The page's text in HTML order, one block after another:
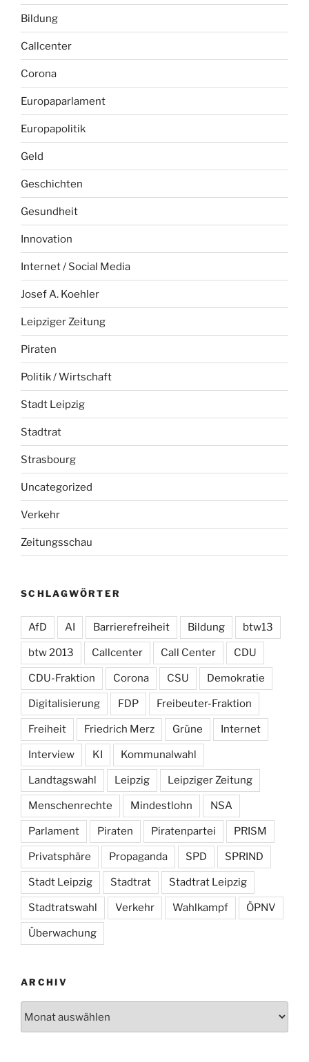
Bildung
Callcenter
Corona
Europaparlament
Europapolitik
Geld
Geschichten
Gesundheit
Innovation
Internet / Social Media
Josef A. Koehler
Leipziger Zeitung
Piraten
Politik / Wirtschaft
Stadt Leipzig
Stadtrat
Strasbourg
Uncategorized
Verkehr
Zeitungsschau
SCHLAGWÖRTER
AfD AI Barrierefreiheit Bildung btw13
btw 2013 Callcenter Call Center CDU
CDU-Fraktion Corona CSU Demokratie
Digitalisierung FDP Freibeuter-Fraktion
Freiheit Friedrich Merz Grüne Internet
Interview KI Kommunalwahl
Landtagswahl Leipzig Leipziger Zeitung
Menschenrechte Mindestlohn NSA
Parlament Piraten Piratenpartei PRISM
Privatsphäre Propaganda SPD SPRIND
Stadt Leipzig Stadtrat Stadtrat Leipzig
Stadtratswahl Verkehr Wahlkampf ÖPNV
Überwachung
ARCHIV